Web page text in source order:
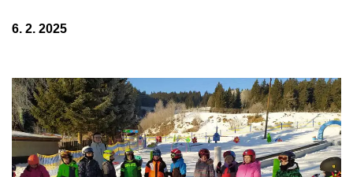
6. 2. 2025